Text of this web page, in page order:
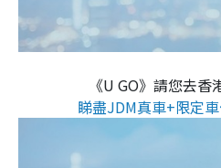
《U GO》請您去香
睇盡JDM真車+限定